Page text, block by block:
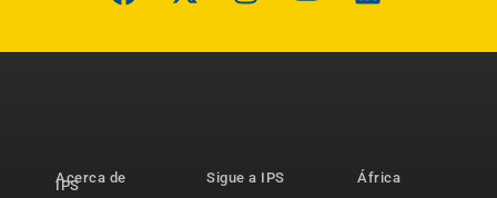
Acerca de
IPS
Sigue a IPS
África